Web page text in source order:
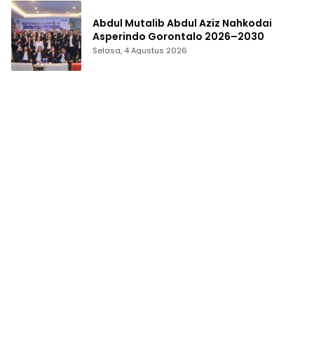
Abdul Mutalib Abdul Aziz Nahkodai
Asperindo Gorontalo 2026–2030
Selasa, 4 Agustus 2026